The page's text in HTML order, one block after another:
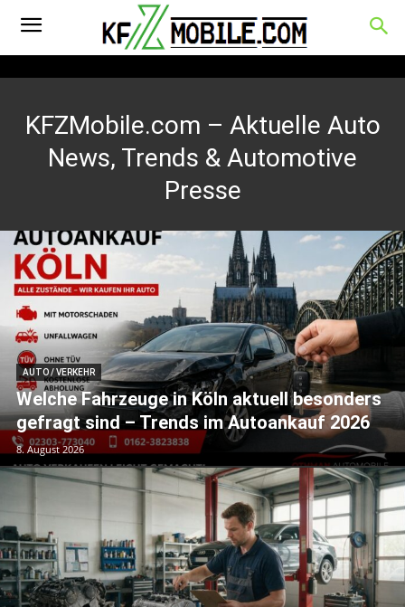
KFZMobile.com – Aktuelle Auto
News, Trends & Automotive
Presse
AUTO / VERKEHR
Welche Fahrzeuge in Köln aktuell besonders
gefragt sind – Trends im Autoankauf 2026
8. August 2026